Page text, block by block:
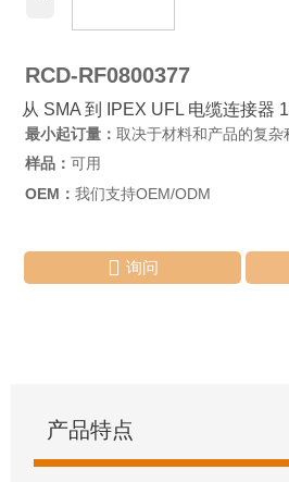
RCD-RF0800377
从 SMA 到 IPEX UFL 电缆连接器
最小起订量： 取决于材料和产品的复
样品： 可用
OEM： 我们支持OEM/ODM
 询问
产品特点